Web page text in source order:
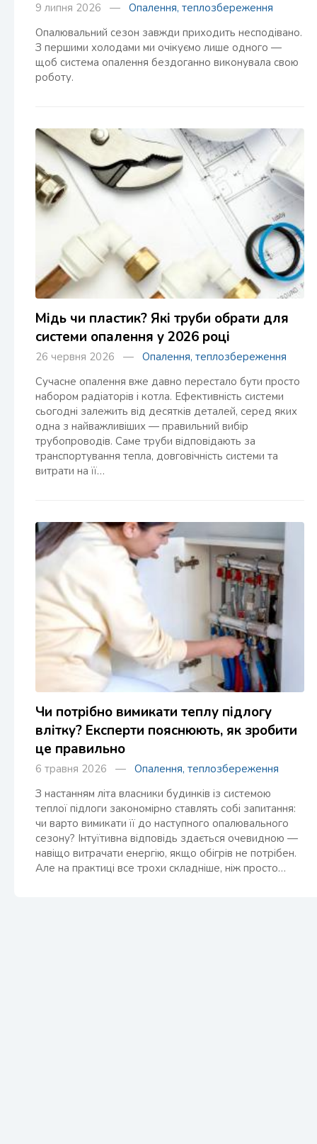
9 липня 2026 — Опалення, теплозбереження
Опалювальний сезон завжди приходить несподівано.
З першими холодами ми очікуємо лише одного —
щоб система опалення бездоганно виконувала свою
роботу.
Мідь чи пластик? Які труби обрати для
системи опалення у 2026 році
26 червня 2026 — Опалення, теплозбереження
Сучасне опалення вже давно перестало бути просто
набором радіаторів і котла. Ефективність системи
сьогодні залежить від десятків деталей, серед яких
одна з найважливіших — правильний вибір
трубопроводів. Саме труби відповідають за
транспортування тепла, довговічність системи та
витрати на її…
Чи потрібно вимикати теплу підлогу
влітку? Експерти пояснюють, як зробити
це правильно
6 травня 2026 — Опалення, теплозбереження
З настанням літа власники будинків із системою
теплої підлоги закономірно ставлять собі запитання:
чи варто вимикати її до наступного опалювального
сезону? Інтуїтивна відповідь здається очевидною —
навіщо витрачати енергію, якщо обігрів не потрібен.
Але на практиці все трохи складніше, ніж просто…